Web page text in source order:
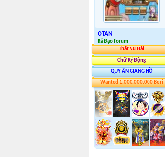
OTAN
Bá Đạo Forum
Thất Vũ Hải
Chữ Ký Động
QUY ẨN GIANG HỒ
Wanted 1.000.000.000 Beri